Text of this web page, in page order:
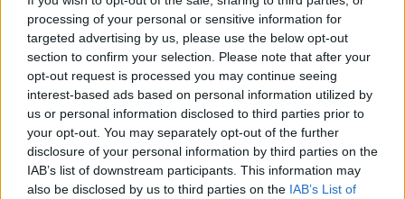
processing of your personal or sensitive information for
targeted advertising by us, please use the below opt-out
section to confirm your selection. Please note that after your
opt-out request is processed you may continue seeing
interest-based ads based on personal information utilized by
us or personal information disclosed to third parties prior to
your opt-out. You may separately opt-out of the further
disclosure of your personal information by third parties on the
IAB’s list of downstream participants. This information may
also be disclosed by us to third parties on the IAB’s List of
Mirė garsi lietuvių aktorė: „Jos
vaidmenys išliks Lietuvos teatro
istorijoje“
Raktažodžiai sudegė automobilis